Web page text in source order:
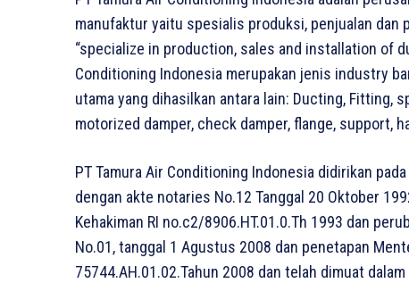
manufaktur yaitu spesialis produksi, penjualan dan
“specialize in production, sales and installation of
Conditioning Indonesia merupakan jenis industry
utama yang dihasilkan antara lain: Ducting, Fitting,
motorized damper, check damper, flange, support,
PT Tamura Air Conditioning Indonesia didirikan
dengan akte notaries No.12 Tanggal 20 Oktober
Kehakiman RI no.c2/8906.HT.01.0.Th 1993 dan
No.01, tanggal 1 Agustus 2008 dan penetapan
75744.AH.01.02.Tahun 2008 dan telah dimuat